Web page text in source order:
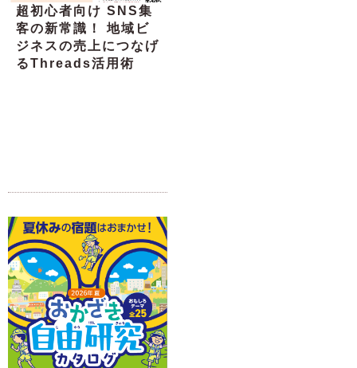
超初心者向け SNS集
客の新常識！ 地域ビ
ジネスの売上につなげ
るThreads活用術